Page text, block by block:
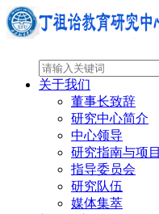
关于我们
董事长致辞
研究中心简介
中心领导
研究指南与项目
指导委员会
研究队伍
媒体集萃